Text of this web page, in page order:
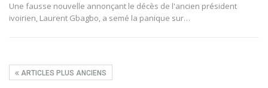
Une fausse nouvelle annonçant le décès de l'ancien président
ivoirien, Laurent Gbagbo, a semé la panique sur…
ARTICLES PLUS ANCIENS